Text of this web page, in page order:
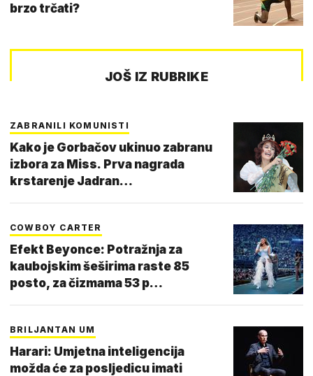
brzo trčati?
JOŠ IZ RUBRIKE
ZABRANILI KOMUNISTI
Kako je Gorbačov ukinuo zabranu
izbora za Miss. Prva nagrada
krstarenje Jadran…
COWBOY CARTER
Efekt Beyonce: Potražnja za
kaubojskim šeširima raste 85
posto, za čizmama 53 p…
BRILJANTAN UM
Harari: Umjetna inteligencija
možda će za posljedicu imati